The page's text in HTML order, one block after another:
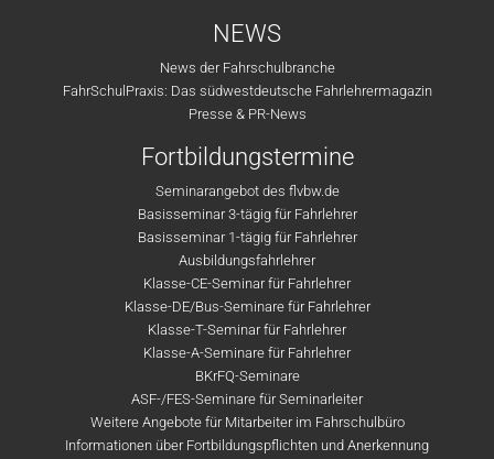
NEWS
News der Fahrschulbranche
FahrSchulPraxis: Das südwestdeutsche Fahrlehrermagazin
Presse & PR-News
Fortbildungstermine
Seminarangebot des flvbw.de
Basisseminar 3-tägig für Fahrlehrer
Basisseminar 1-tägig für Fahrlehrer
Ausbildungsfahrlehrer
Klasse-CE-Seminar für Fahrlehrer
Klasse-DE/Bus-Seminare für Fahrlehrer
Klasse-T-Seminar für Fahrlehrer
Klasse-A-Seminare für Fahrlehrer
BKrFQ-Seminare
ASF-/FES-Seminare für Seminarleiter
Weitere Angebote für Mitarbeiter im Fahrschulbüro
Informationen über Fortbildungspflichten und Anerkennung